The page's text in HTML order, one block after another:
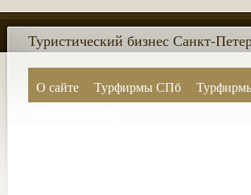
О сайте Турфирмы СПб
Туристический бизнес Санкт-